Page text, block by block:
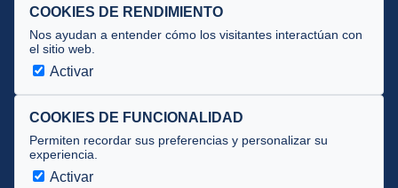
Documentos
Cursos
Circulares oficiales
Convocatorias y Equipaciones
Av. José Atarés 101, semisótano. 50018 Zaragoza
COOKIES DE RENDIMIENTO
Nos ayudan a entender cómo los visitantes interactúan con
el sitio web.
Activar
COOKIES DE FUNCIONALIDAD
Permiten recordar sus preferencias y personalizar su
experiencia.
Activar